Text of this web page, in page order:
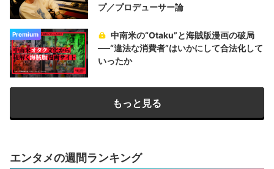
プ／プロデューサー論
Premium
中南米の“Otaku”と海賊版漫画の破局
──“違法な消費者”はいかにして合法化して
いったか
もっと見る
エンタメの週間ランキング